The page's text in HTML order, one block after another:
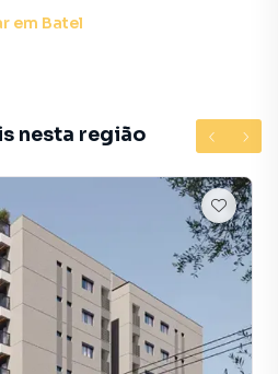
em região valorizada do bairro
o que procurava ou
sobre Apartamento em
com nossa equipe pelo
opções de apartamentos, casas
sobrados, terrenos, lojas e
em Batel
nesta região